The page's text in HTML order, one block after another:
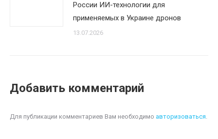
России ИИ-технологии для
применяемых в Украине дронов
13.07.2026
Добавить комментарий
Для публикации комментариев Вам необходимо авторизоваться.